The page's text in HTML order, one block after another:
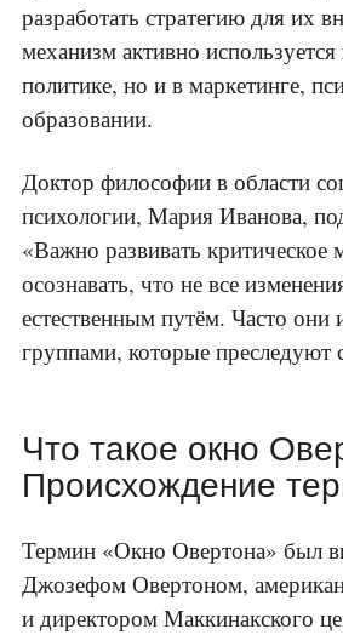
разработать стратегию для их
механизм активно используется
политике, но и в маркетинге,
образовании.
Доктор философии в области
психологии, Мария Иванова,
«Важно развивать
осознавать, что не все
естественным путём. Часто
группами, которые преследуют
Что такое окно
Происхождение
Термин «Окно Овертона» был
Джозефом Овертоном,
и директором Маккинакского